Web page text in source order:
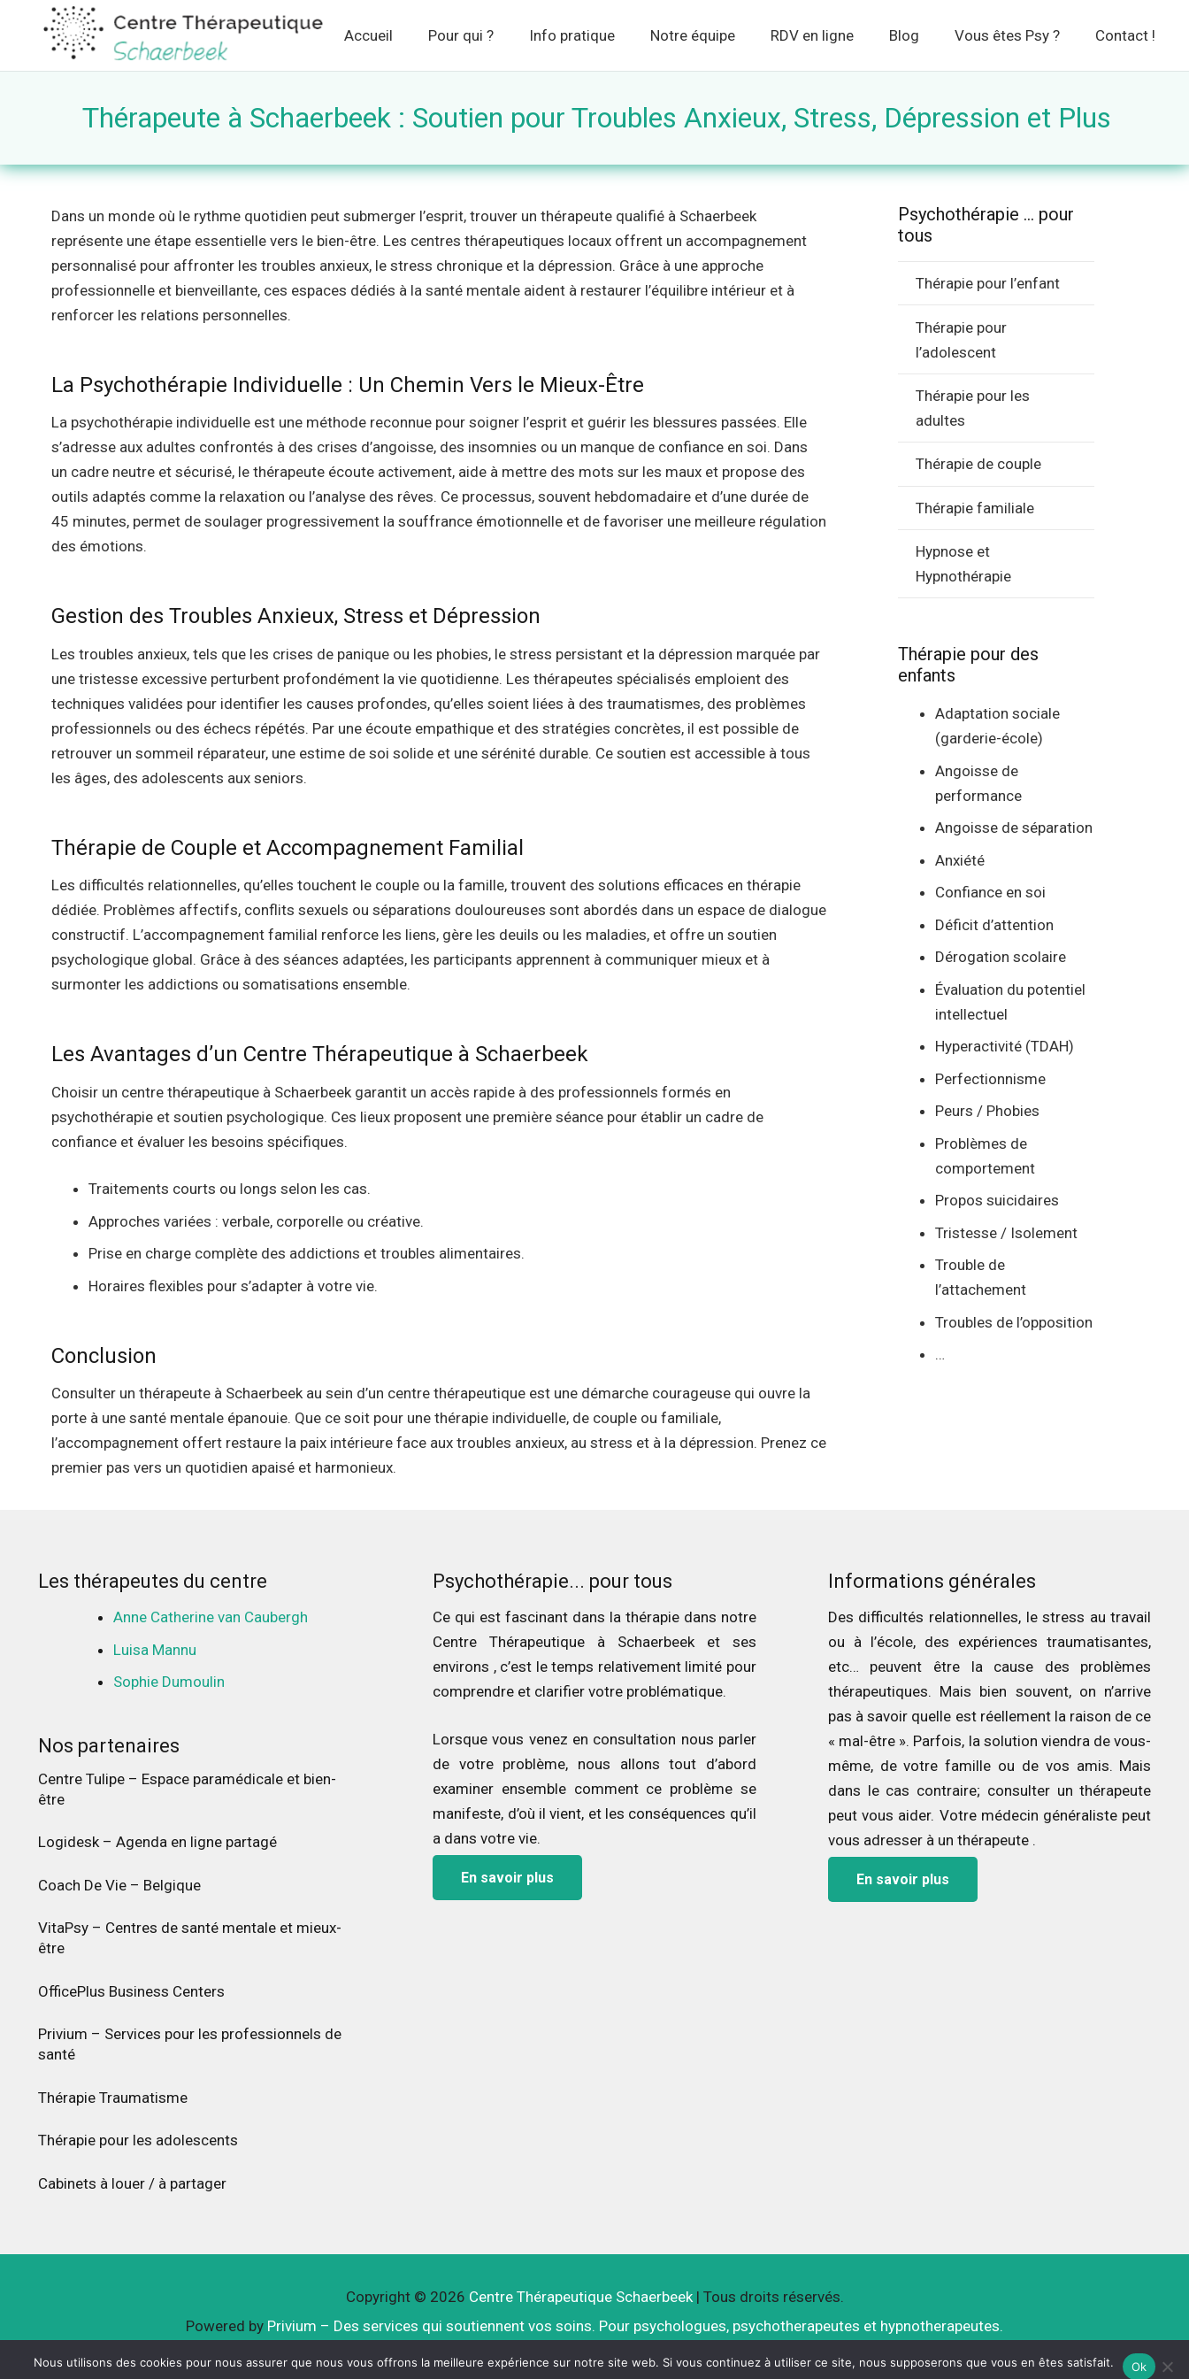
Accueil Pour qui ? Info pratique Notre équipe RDV en ligne Blog Vous êtes Psy ? Contact !
Thérapeute à Schaerbeek : Soutien pour Troubles Anxieux, Stress, Dépression et Plus
Dans un monde où le rythme quotidien peut submerger l’esprit, trouver un thérapeute qualifié à Schaerbeek
représente une étape essentielle vers le bien-être. Les centres thérapeutiques locaux offrent un accompagnement
personnalisé pour affronter les troubles anxieux, le stress chronique et la dépression. Grâce à une approche
professionnelle et bienveillante, ces espaces dédiés à la santé mentale aident à restaurer l’équilibre intérieur et à
renforcer les relations personnelles.
La Psychothérapie Individuelle : Un Chemin Vers le Mieux-Être
La psychothérapie individuelle est une méthode reconnue pour soigner l’esprit et guérir les blessures passées. Elle
s’adresse aux adultes confrontés à des crises d’angoisse, des insomnies ou un manque de confiance en soi. Dans
un cadre neutre et sécurisé, le thérapeute écoute activement, aide à mettre des mots sur les maux et propose des
outils adaptés comme la relaxation ou l’analyse des rêves. Ce processus, souvent hebdomadaire et d’une durée de
45 minutes, permet de soulager progressivement la souffrance émotionnelle et de favoriser une meilleure régulation
des émotions.
Gestion des Troubles Anxieux, Stress et Dépression
Les troubles anxieux, tels que les crises de panique ou les phobies, le stress persistant et la dépression marquée par
une tristesse excessive perturbent profondément la vie quotidienne. Les thérapeutes spécialisés emploient des
techniques validées pour identifier les causes profondes, qu’elles soient liées à des traumatismes, des problèmes
professionnels ou des échecs répétés. Par une écoute empathique et des stratégies concrètes, il est possible de
retrouver un sommeil réparateur, une estime de soi solide et une sérénité durable. Ce soutien est accessible à tous
les âges, des adolescents aux seniors.
Thérapie de Couple et Accompagnement Familial
Les difficultés relationnelles, qu’elles touchent le couple ou la famille, trouvent des solutions efficaces en thérapie
dédiée. Problèmes affectifs, conflits sexuels ou séparations douloureuses sont abordés dans un espace de dialogue
constructif. L’accompagnement familial renforce les liens, gère les deuils ou les maladies, et offre un soutien
psychologique global. Grâce à des séances adaptées, les participants apprennent à communiquer mieux et à
surmonter les addictions ou somatisations ensemble.
Les Avantages d’un Centre Thérapeutique à Schaerbeek
Choisir un centre thérapeutique à Schaerbeek garantit un accès rapide à des professionnels formés en
psychothérapie et soutien psychologique. Ces lieux proposent une première séance pour établir un cadre de
confiance et évaluer les besoins spécifiques.
Traitements courts ou longs selon les cas.
Approches variées : verbale, corporelle ou créative.
Prise en charge complète des addictions et troubles alimentaires.
Horaires flexibles pour s’adapter à votre vie.
Conclusion
Consulter un thérapeute à Schaerbeek au sein d’un centre thérapeutique est une démarche courageuse qui ouvre la
porte à une santé mentale épanouie. Que ce soit pour une thérapie individuelle, de couple ou familiale,
l’accompagnement offert restaure la paix intérieure face aux troubles anxieux, au stress et à la dépression. Prenez ce
premier pas vers un quotidien apaisé et harmonieux.
Psychothérapie … pour
tous
Thérapie pour l’enfant
Thérapie pour
l’adolescent
Thérapie pour les
adultes
Thérapie de couple
Thérapie familiale
Hypnose et
Hypnothérapie
Thérapie pour des
enfants
Adaptation sociale
(garderie-école)
Angoisse de
performance
Angoisse de séparation
Anxiété
Confiance en soi
Déficit d’attention
Dérogation scolaire
Évaluation du potentiel
intellectuel
Hyperactivité (TDAH)
Perfectionnisme
Peurs / Phobies
Problèmes de
comportement
Propos suicidaires
Tristesse / Isolement
Trouble de
l’attachement
Troubles de l’opposition
…
Les thérapeutes du centre
Anne Catherine van Caubergh
Luisa Mannu
Sophie Dumoulin
Nos partenaires
Centre Tulipe – Espace paramédicale et bien-
être
Logidesk – Agenda en ligne partagé
Coach De Vie – Belgique
VitaPsy – Centres de santé mentale et mieux-
être
OfficePlus Business Centers
Privium – Services pour les professionnels de
santé
Thérapie Traumatisme
Thérapie pour les adolescents
Cabinets à louer / à partager
Psychothérapie... pour tous
Ce qui est fascinant dans la thérapie dans notre
Centre Thérapeutique à Schaerbeek et ses
environs , c’est le temps relativement limité pour
comprendre et clarifier votre problématique.
Lorsque vous venez en consultation nous parler
de votre problème, nous allons tout d’abord
examiner ensemble comment ce problème se
manifeste, d’où il vient, et les conséquences qu’il
a dans votre vie.
En savoir plus
Informations générales
Des difficultés relationnelles, le stress au travail
ou à l’école, des expériences traumatisantes,
etc… peuvent être la cause des problèmes
thérapeutiques. Mais bien souvent, on n’arrive
pas à savoir quelle est réellement la raison de ce
« mal-être ». Parfois, la solution viendra de vous-
même, de votre famille ou de vos amis. Mais
dans le cas contraire; consulter un thérapeute
peut vous aider. Votre médecin généraliste peut
vous adresser à un thérapeute .
En savoir plus
Copyright © 2026 Centre Thérapeutique Schaerbeek | Tous droits réservés.
Powered by Privium – Des services qui soutiennent vos soins. Pour psychologues, psychotherapeutes et hypnotherapeutes.
Nous utilisons des cookies pour nous assurer que nous vous offrons la meilleure expérience sur notre site web. Si vous continuez à utiliser ce site, nous supposerons que vous en êtes satisfait. Ok